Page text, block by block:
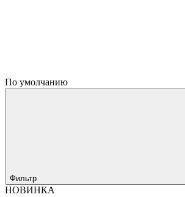
По умолчанию
Фильтр
НОВИНКА